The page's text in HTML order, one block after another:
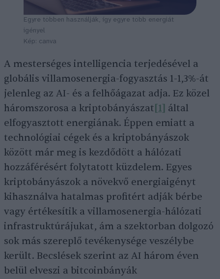
Egyre többen használják, így egyre több energiát
igényel
Kép: canva
A mesterséges intelligencia terjedésével a
globális villamosenergia-fogyasztás 1-1,3%-át
jelenleg az AI- és a felhőágazat adja. Ez közel
háromszorosa a kriptobányászat [1] által
elfogyasztott energiának. Éppen emiatt a
technológiai cégek és a kriptobányászok
között már meg is kezdődött a hálózati
hozzáférésért folytatott küzdelem. Egyes
kriptobányászok a növekvő energiaigényt
kihasználva hatalmas profitért adják bérbe
vagy értékesítik a villamosenergia-hálózati
infrastruktúrájukat, ám a szektorban dolgozó
sok más szereplő tevékenysége veszélybe
került. Becslések szerint az AI három éven
belül elveszi a bitcoinbányák